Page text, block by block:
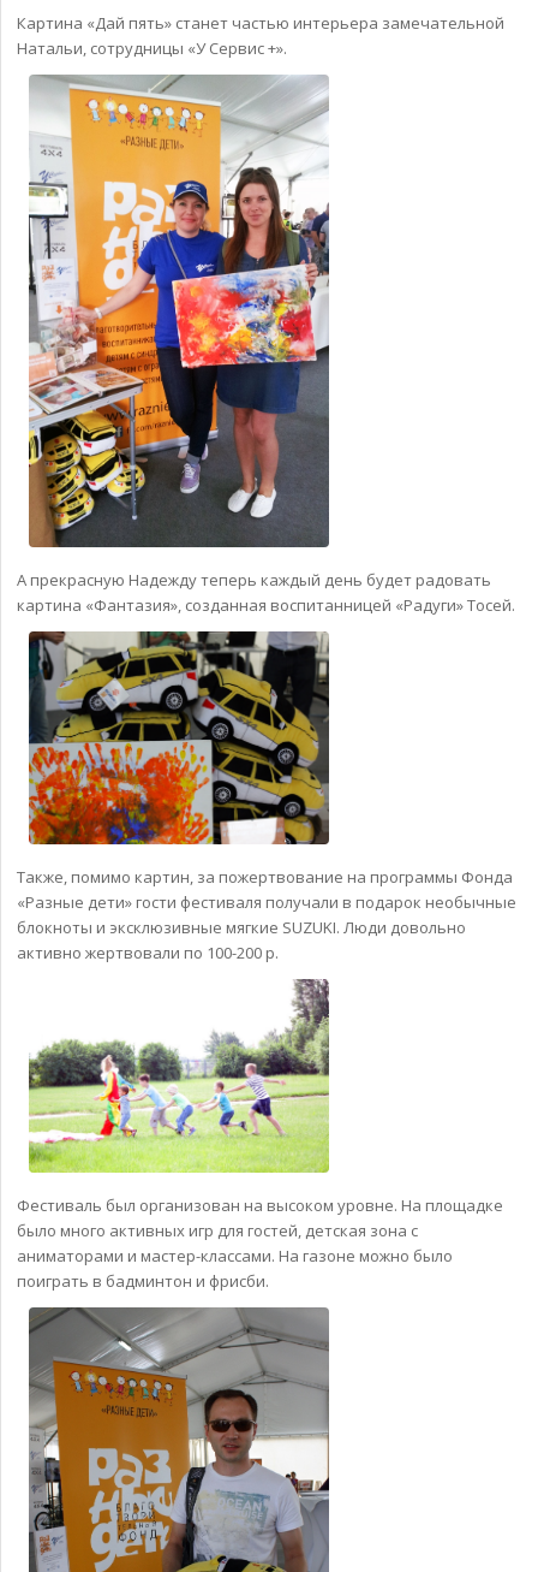
Картина «Дай пять» станет частью интерьера замечательной
Натальи, сотрудницы «У Сервис +».
А прекрасную Надежду теперь каждый день будет радовать
картина «Фантазия», созданная воспитанницей «Радуги» Тосей.
Также, помимо картин, за пожертвование на программы Фонда
«Разные дети» гости фестиваля получали в подарок необычные
блокноты и эксклюзивные мягкие SUZUKI. Люди довольно
активно жертвовали по 100-200 р.
Фестиваль был организован на высоком уровне. На площадке
было много активных игр для гостей, детская зона с
аниматорами и мастер-классами. На газоне можно было
поиграть в бадминтон и фрисби.